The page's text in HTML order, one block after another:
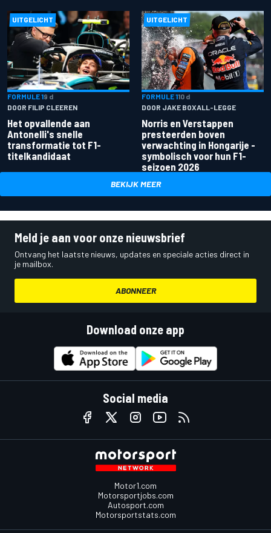
UITGELICHT
FORMULE 19 d
DOOR FILIP CLEEREN
Het opvallende aan
Antonelli's snelle
transformatie tot F1-
titelkandidaat
UITGELICHT
FORMULE 110 d
DOOR JAKE BOXALL-LEGGE
Norris en Verstappen
presteerden boven
verwachting in Hongarije -
symbolisch voor hun F1-
seizoen 2026
BEKIJK MEER
Meld je aan voor onze nieuwsbrief
Ontvang het laatste nieuws, updates en speciale acties direct in
je mailbox.
ABONNEER
Download onze app
Social media
Motor1.com
Motorsportjobs.com
Autosport.com
Motorsportstats.com